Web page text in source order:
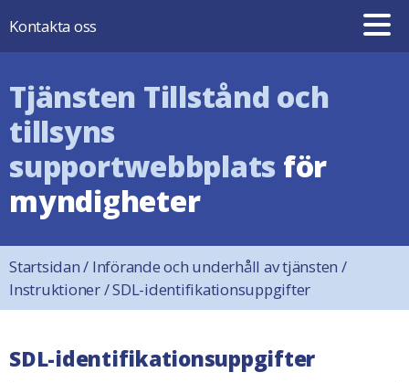
Kontakta oss
Tjänsten Tillstånd och
tillsyns
supportwebbplats för
myndigheter
Startsidan/ Införande och underhåll av tjänsten /
Instruktioner/SDL-identifikationsuppgifter
SDL-identifikationsuppgifter